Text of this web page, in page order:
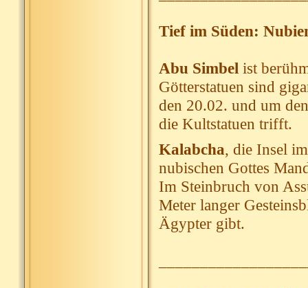
Tief im Süden:
Abu Simbel ist
Götterstatuen sind
den 20.02. und um
die Kultstatuen trifft.
Kalabcha, die Insel
nubischen Gottes
Im Steinbruch von
Meter langer
Ägypter gibt.